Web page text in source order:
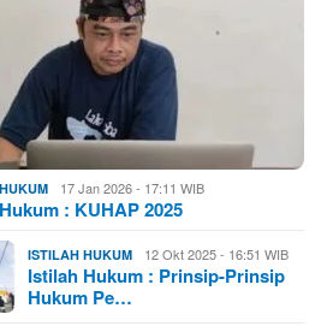
17 Jan 2026 - 17:11 WIB
: KUHAP 2025
ISTILAH HUKUM 12 Okt 2025 - 16:51 WIB
Istilah Hukum : Prinsip-Prinsip
Hukum Pe…